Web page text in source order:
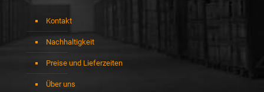
Kontakt
Nachhaltigkeit
Preise und Lieferzeiten
Über uns